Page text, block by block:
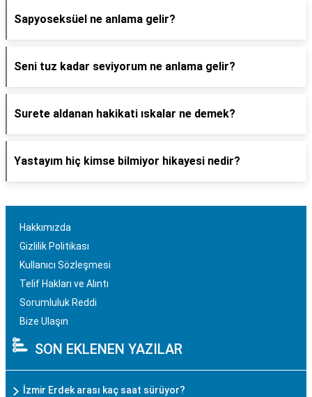
Sapyoseksüel ne anlama gelir?
Seni tuz kadar seviyorum ne anlama gelir?
Surete aldanan hakikati ıskalar ne demek?
Yastayım hiç kimse bilmiyor hikayesi nedir?
Hakkımızda
Gizlilik Politikası
Kullanıcı Sözleşmesi
Telif Hakları ve Alıntı
Sorumluluk Reddi
Bize Ulaşın
SON EKLENEN YAZILAR
İzmir Erdek arası kaç saat sürüyor?